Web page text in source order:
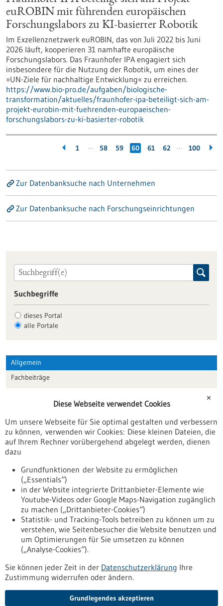
euROBIN mit führenden europäischen
Forschungslabors zu KI-basierter Robotik
Im Exzellenznetzwerk euROBIN, das von Juli 2022 bis Juni
2026 läuft, kooperieren 31 namhafte europäische
Forschungslabors. Das Fraunhofer IPA engagiert sich
insbesondere für die Nutzung der Robotik, um eines der
»UN-Ziele für nachhaltige Entwicklung« zu erreichen.
https://www.bio-pro.de/aufgaben/biologische-
transformation/aktuelles/fraunhofer-ipa-beteiligt-sich-am-
projekt-eurobin-mit-fuehrenden-europaeischen-
forschungslabors-zu-ki-basierter-robotik
1 … 58 59 60 61 62 … 100
Zur Datenbanksuche nach Unternehmen
Zur Datenbanksuche nach Forschungseinrichtungen
Suchbegriffe
dieses Portal
alle Portale
Allgemein
Fachbeiträge
Veranstaltungen
Erscheinungsdatum
Nach oben
Informiert bleiben
Newsletter abonnieren
✕
Diese Webseite verwendet Cookies
Um unsere Webseite für Sie optimal gestalten und verbessern
zu können, verwenden wir Cookies: Diese kleinen Dateien, die
auf Ihrem Rechner vorübergehend abgelegt werden, dienen
dazu
Grundfunktionen der Website zu ermöglichen
(„Essentials“)
in der Website integrierte Drittanbieter-Elemente wie
Youtube-Videos oder Google Maps-Navigation zugänglich
zu machen („Drittanbieter-Cookies“)
Statistik- und Tracking-Tools betreiben zu können um zu
verstehen, wie Seitenbesucher die Website benutzen und
um Optimierungen für Sie umsetzen zu können
(„Analyse-Cookies“).
Sie können jeder Zeit in der Datenschutzerklärung Ihre
Zustimmung widerrufen oder ändern.
Grundlegendes akzeptieren